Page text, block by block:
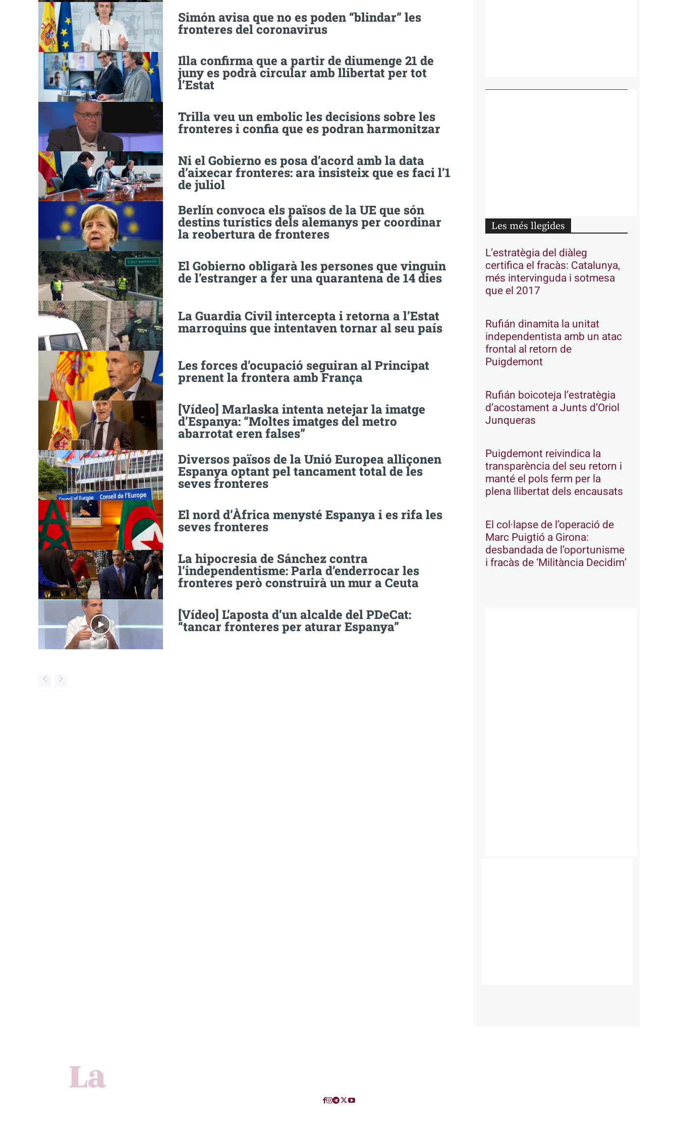
Simón avisa que no es poden “blindar” les
fronteres del coronavirus
Illa confirma que a partir de diumenge 21 de
juny es podrà circular amb llibertat per tot
l’Estat
Trilla veu un embolic les decisions sobre les
fronteres i confia que es podran harmonitzar
Ni el Gobierno es posa d’acord amb la data
d’aixecar fronteres: ara insisteix que es faci l’1
de juliol
Berlín convoca els països de la UE que són
destins turístics dels alemanys per coordinar
la reobertura de fronteres
El Gobierno obligarà les persones que vinguin
de l’estranger a fer una quarantena de 14 dies
La Guardia Civil intercepta i retorna a l’Estat
marroquins que intentaven tornar al seu país
Les forces d’ocupació seguiran al Principat
prenent la frontera amb França
[Vídeo] Marlaska intenta netejar la imatge
d’Espanya: “Moltes imatges del metro
abarrotat eren falses”
Diversos països de la Unió Europea alliçonen
Espanya optant pel tancament total de les
seves fronteres
El nord d’Àfrica menysté Espanya i es rifa les
seves fronteres
La hipocresia de Sánchez contra
l’independentisme: Parla d’enderrocar les
fronteres però construirà un mur a Ceuta
[Vídeo] L’aposta d’un alcalde del PDeCat:
“tancar fronteres per aturar Espanya”
Les més llegides
L’estratègia del diàleg
certifica el fracàs: Catalunya,
més intervinguda i sotmesa
que el 2017
Rufián dinamita la unitat
independentista amb un atac
frontal al retorn de
Puigdemont
Rufián boicoteja l’estratègia
d’acostament a Junts d’Oriol
Junqueras
Puigdemont reivindica la
transparència del seu retorn i
manté el pols ferm per la
plena llibertat dels encausats
El col·lapse de l’operació de
Marc Puigtió a Girona:
desbandada de l’oportunisme
i fracàs de ‘Militància Decidim’